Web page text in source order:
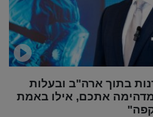
בתוך ארה"ב ובעלות
אתכם, אילו באמת